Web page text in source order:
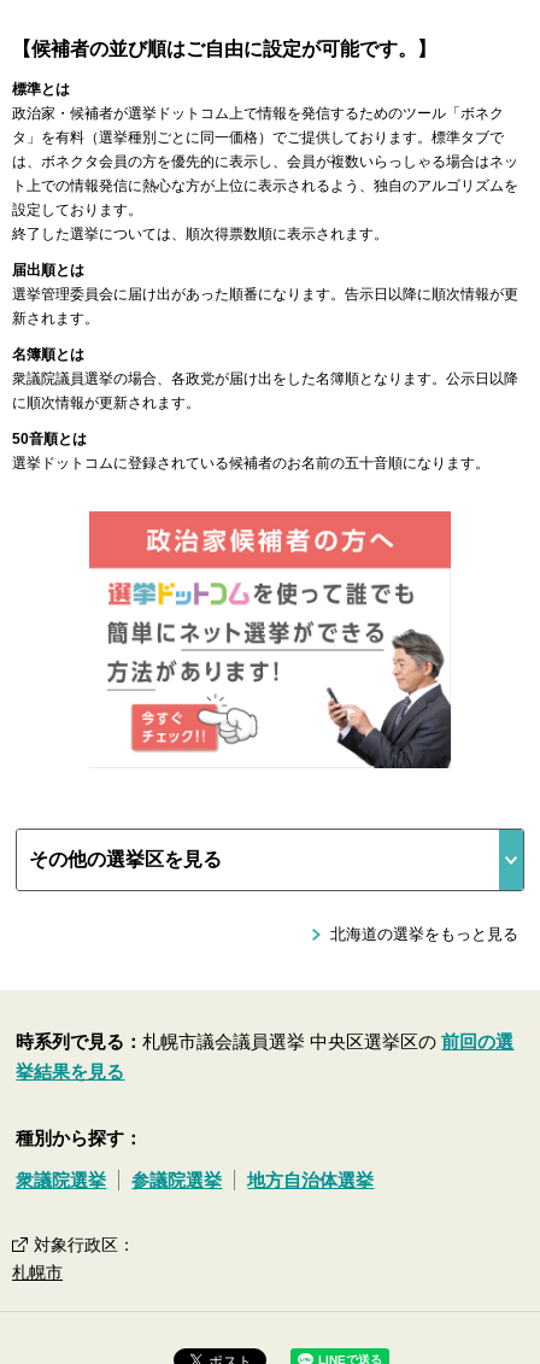
【候補者の並び順はご自由に設定が可能です。】
標準とは
政治家・候補者が選挙ドットコム上で情報を発信するためのツール「ボネク
タ」を有料（選挙種別ごとに同一価格）でご提供しております。標準タブで
は、ボネクタ会員の方を優先的に表示し、会員が複数いらっしゃる場合はネッ
ト上での情報発信に熱心な方が上位に表示されるよう、独自のアルゴリズムを
設定しております。
終了した選挙については、順次得票数順に表示されます。
届出順とは
選挙管理委員会に届け出があった順番になります。告示日以降に順次情報が更
新されます。
名簿順とは
衆議院議員選挙の場合、各政党が届け出をした名簿順となります。公示日以降
に順次情報が更新されます。
50音順とは
選挙ドットコムに登録されている候補者のお名前の五十音順になります。
北海道の選挙をもっと見る
時系列で見る：札幌市議会議員選挙 中央区選挙区の前回の選
挙結果を見る
種別から探す：
衆議院選挙 参議院選挙 地方自治体選挙
対象行政区 ：
札幌市